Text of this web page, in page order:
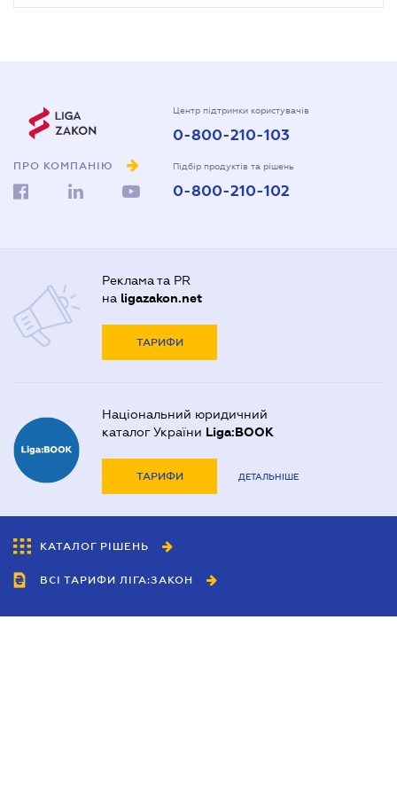
ПРО КОМПАНІЮ
Центр підтримки користувачів
0-800-210-103
Підбір продуктів та рішень
0-800-210-102
Реклама та PR
на ligazakon.net
ТАРИФИ
Національний юридичний
каталог України Liga:BOOK
ТАРИФИ ДЕТАЛЬНІШЕ
КАТАЛОГ РІШЕНЬ
ВСІ ТАРИФИ ЛІГА:ЗАКОН